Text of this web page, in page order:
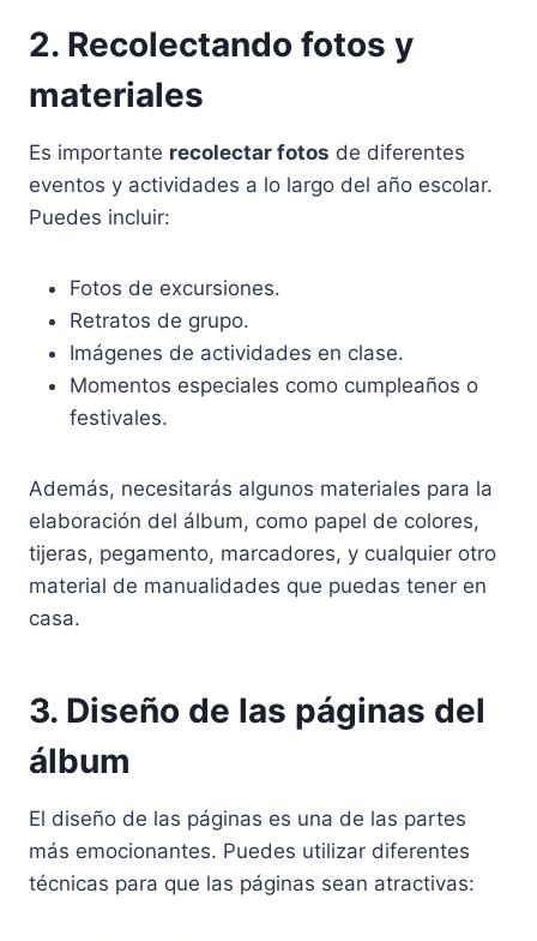
2. Recolectando fotos y
materiales
Es importante recolectar fotos de diferentes
eventos y actividades a lo largo del año escolar.
Puedes incluir:
Fotos de excursiones.
Retratos de grupo.
Imágenes de actividades en clase.
Momentos especiales como cumpleaños o
festivales.
Además, necesitarás algunos materiales para la
elaboración del álbum, como papel de colores,
tijeras, pegamento, marcadores, y cualquier otro
material de manualidades que puedas tener en
casa.
3. Diseño de las páginas del
álbum
El diseño de las páginas es una de las partes
más emocionantes. Puedes utilizar diferentes
técnicas para que las páginas sean atractivas: